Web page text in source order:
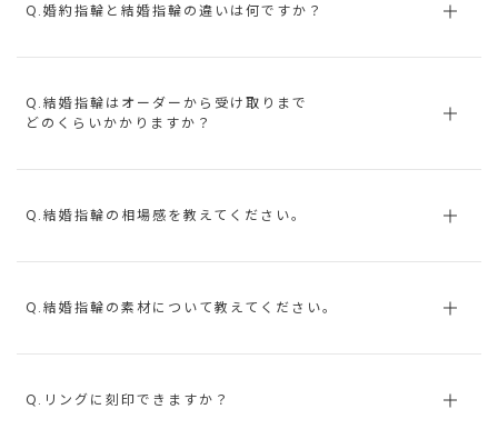
Q.婚約指輪と結婚指輪の違いは何ですか？
Q.結婚指輪はオーダーから受け取りまで
どのくらいかかりますか？
Q.結婚指輪の相場感を教えてください。
Q.結婚指輪の素材について教えてください。
Q.リングに刻印できますか？